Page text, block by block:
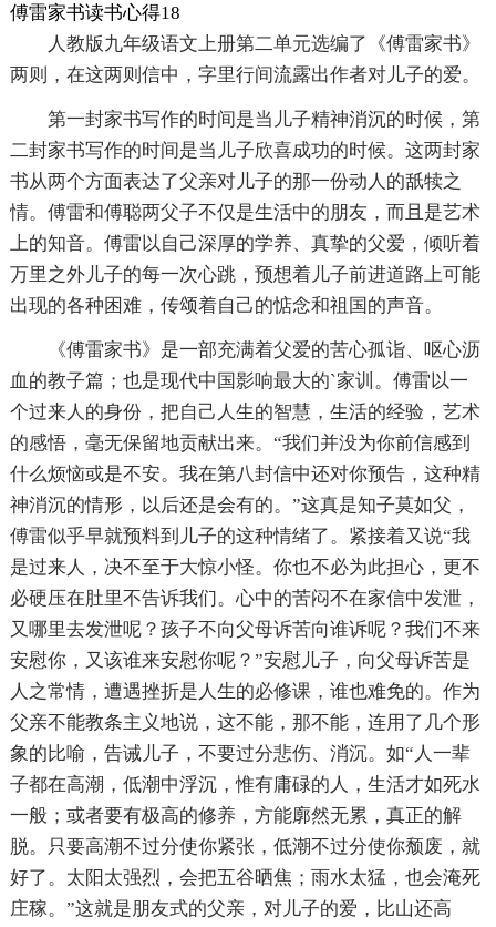
傅雷家书读书心得18
人教版九年级语文上册第二单元选编了《傅雷家书》
两则，在这两则信中，字里行间流露出作者对儿子的爱。
第一封家书写作的时间是当儿子精神消沉的时候，第
二封家书写作的时间是当儿子欣喜成功的时候。这两封家
书从两个方面表达了父亲对儿子的那一份动人的舐犊之
情。傅雷和傅聪两父子不仅是生活中的朋友，而且是艺术
上的知音。傅雷以自己深厚的学养、真挚的父爱，倾听着
万里之外儿子的每一次心跳，预想着儿子前进道路上可能
出现的各种困难，传颂着自己的惦念和祖国的声音。
《傅雷家书》是一部充满着父爱的苦心孤诣、呕心沥
血的教子篇；也是现代中国影响最大的`家训。傅雷以一
个过来人的身份，把自己人生的智慧，生活的经验，艺术
的感悟，毫无保留地贡献出来。“我们并没为你前信感到
什么烦恼或是不安。我在第八封信中还对你预告，这种精
神消沉的情形，以后还是会有的。”这真是知子莫如父，
傅雷似乎早就预料到儿子的这种情绪了。紧接着又说“我
是过来人，决不至于大惊小怪。你也不必为此担心，更不
必硬压在肚里不告诉我们。心中的苦闷不在家信中发泄，
又哪里去发泄呢？孩子不向父母诉苦向谁诉呢？我们不来
安慰你，又该谁来安慰你呢？”安慰儿子，向父母诉苦是
人之常情，遭遇挫折是人生的必修课，谁也难免的。作为
父亲不能教条主义地说，这不能，那不能，连用了几个形
象的比喻，告诫儿子，不要过分悲伤、消沉。如“人一辈
子都在高潮，低潮中浮沉，惟有庸碌的人，生活才如死水
一般；或者要有极高的修养，方能廓然无累，真正的解
脱。只要高潮不过分使你紧张，低潮不过分使你颓废，就
好了。太阳太强烈，会把五谷晒焦；雨水太猛，也会淹死
庄稼。”这就是朋友式的父亲，对儿子的爱，比山还高